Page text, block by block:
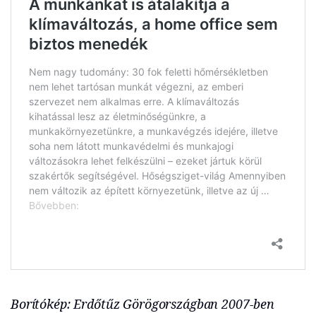
Borítókép: Erdőtűz Görögországban 2007-ben